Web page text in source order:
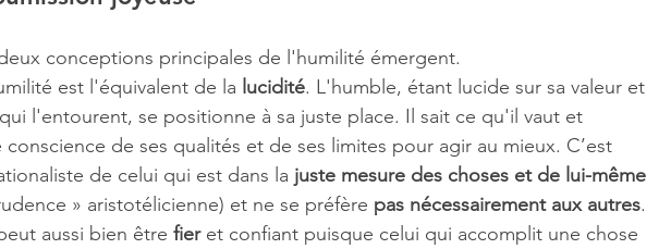
conceptions principales de l'humilité émergent.
est l'équivalent de la lucidité. L'humble, étant lucide sur sa valeur et
l'entourent, se positionne à sa juste place. Il sait ce qu'il vaut et
de ses qualités et de ses limites pour agir au mieux. C’est
de celui qui est dans la juste mesure des choses et de lui-même
» aristotélicienne) et ne se préfère pas nécessairement aux autres.
aussi bien être fier et confiant puisque celui qui accomplit une chose